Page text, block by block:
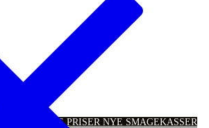
TIL SKARPE PRISER NYE SMAGEKASSER